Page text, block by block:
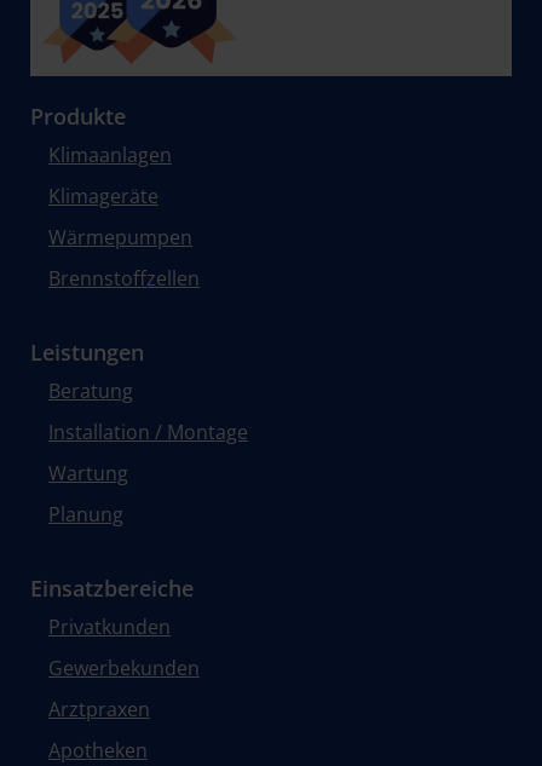
Produkte
Klimaanlagen
Klimageräte
Wärmepumpen
Brennstoffzellen
Leistungen
Beratung
Installation / Montage
Wartung
Planung
Einsatzbereiche
Privatkunden
Gewerbekunden
Arztpraxen
Apotheken